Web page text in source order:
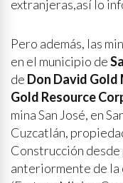
extranjeras,así lo
Pero además, las
en el municipio de
de Don David Gold
Gold Resource
mina San José, en
Cuzcatlán,
Construcción
anteriormente de la